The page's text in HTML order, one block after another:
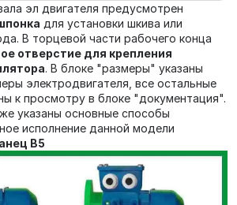
эл двигателя предусмотрен
для установки шкива или
В торцевой части рабочего конца
отверстие для крепления
. В блоке "размеры" указаны
электродвигателя, все остальные
к просмотру в блоке "документация".
указаны основные способы
исполнение данной модели
В5